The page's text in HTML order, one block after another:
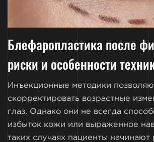
Блефаропластика после
риски и особенности
Инъекционные методики
скорректировать возрастные
глаз. Однако они не всегда
избыток кожи или выраженное
таких случаях пациенты начинают